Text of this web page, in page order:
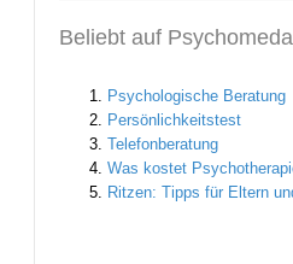
Beliebt auf Psychomeda